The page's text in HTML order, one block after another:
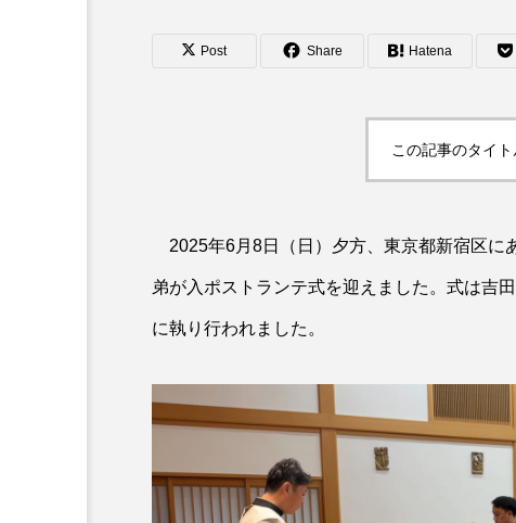
Post Share Hatena
この記事のタイ
2025年6月8日（日）夕方、東京都新宿区に
弟が入ポストランテ式を迎えました。式は吉
に執り行われました。